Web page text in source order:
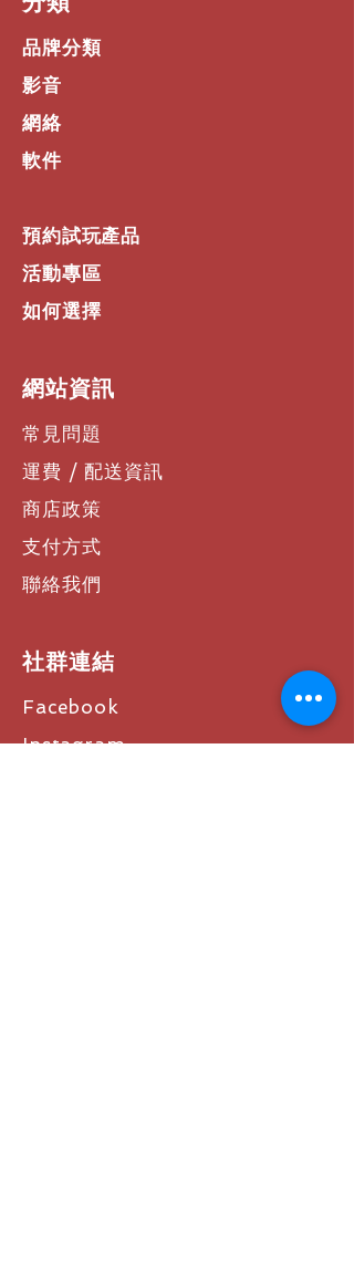
品牌分類
影音
網絡
軟件
預約試玩產品
活動專區
如何選擇
​網站資訊
常見問題
運費 / 配送資訊
商店政策
支付方式
聯絡我們
社群連結
Facebook
Instagram